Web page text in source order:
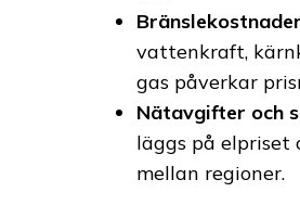
Bränslekostnader
vattenkraft,
gas påverkar
Nätavgifter och
läggs på elpriset
mellan regioner.